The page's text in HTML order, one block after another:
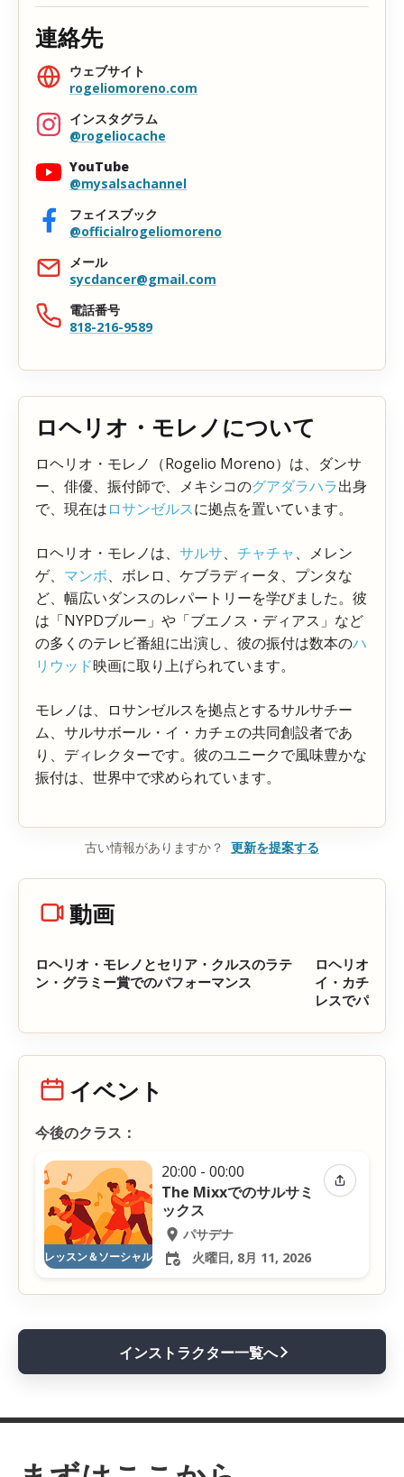
連絡先
ウェブサイト
rogeliomoreno.com
インスタグラム
@rogeliocache
YouTube
@mysalsachannel
フェイスブック
@officialrogeliomoreno
メール
sycdancer@gmail.com
電話番号
818-216-9589
ロヘリオ・モレノについて
ロヘリオ・モレノ（Rogelio Moreno）は、ダンサ
ー、俳優、振付師で、メキシコのグアダラハラ出身
で、現在はロサンゼルスに拠点を置いています。
ロヘリオ・モレノは、 サルサ、 チャチャ、メレン
ゲ、 マンボ、ボレロ、ケブラディータ、プンタな
ど、幅広いダンスのレパートリーを学びました。彼
は「NYPDブルー」や「ブエノス・ディアス」など
の多くのテレビ番組に出演し、彼の振付は数本のハ
リウッド映画に取り上げられています。
モレノは、ロサンゼルスを拠点とするサルサチー
ム、サルサボール・イ・カチェの共同創設者であ
り、ディレクターです。彼のユニークで風味豊かな
振付は、世界中で求められています。
古い情報がありますか？ 更新を提案する
動画
ロヘリオ・モレノとセリア・クルスのラテ
ン・グラミー賞でのパフォーマンス
ロヘリオと彼
イ・カチェが
レスでパフォ
イベント
今後のクラス：
レッスン＆ソーシャル
20:00 - 00:00
The Mixxでのサルサミ
ックス
パサデナ
火曜日, 8月 11, 2026
イベントを
インストラクター一覧へ